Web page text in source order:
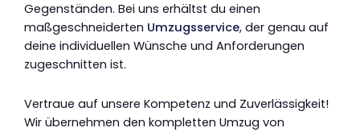
Gegenständen. Bei uns erhältst du einen
maßgeschneiderten Umzugsservice, der genau auf
deine individuellen Wünsche und Anforderungen
zugeschnitten ist.
Vertraue auf unsere Kompetenz und Zuverlässigkeit!
Wir übernehmen den kompletten Umzug von